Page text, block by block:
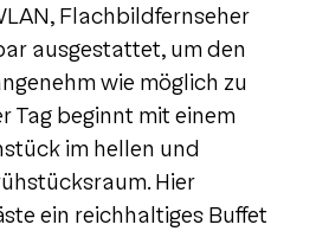
Flachbildfernseher
ausgestattet, um den
wie möglich zu
Tag beginnt mit einem
im hellen und
Hier
ein reichhaltiges Buffet